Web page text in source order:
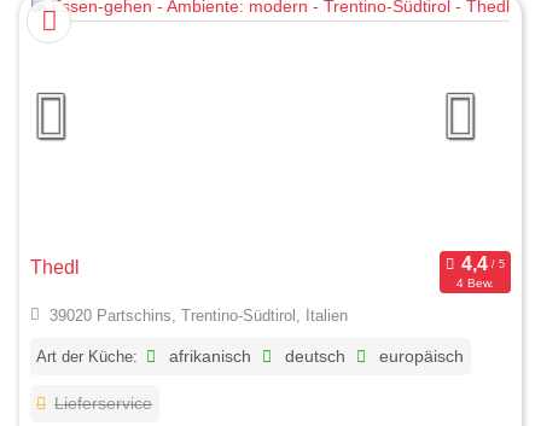
Thedl
4 Bew.
39020 Partschins, Trentino-Südtirol, Italien
Art der Küche: afrikanisch deutsch europäisch
Lieferservice